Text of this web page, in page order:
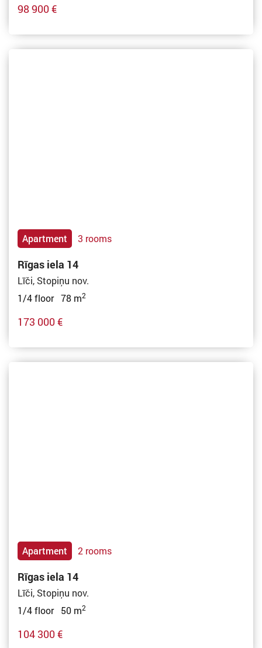
98 900 €
Apartment 3 rooms
Rīgas iela 14
Līči, Stopiņu nov.
1/4 floor 78 m2
173 000 €
Apartment 2 rooms
Rīgas iela 14
Līči, Stopiņu nov.
1/4 floor 50 m2
104 300 €